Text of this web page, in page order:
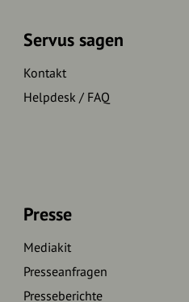
Servus sagen
Kontakt
Helpdesk / FAQ
Presse
Mediakit
Presseanfragen
Presseberichte